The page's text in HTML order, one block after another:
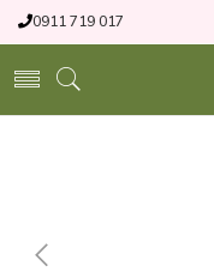
0911 719 017